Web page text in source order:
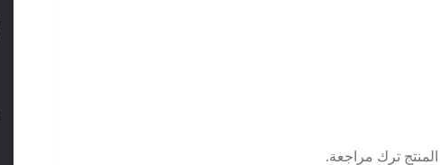
ترك مراجعة.